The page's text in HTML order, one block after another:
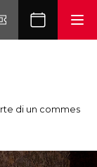
di un commesso